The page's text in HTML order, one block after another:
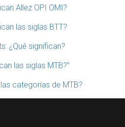
Allez OPI OMI?
las siglas BTT?
¿Qué significan?
las siglas MTB?”
categorías de MTB?